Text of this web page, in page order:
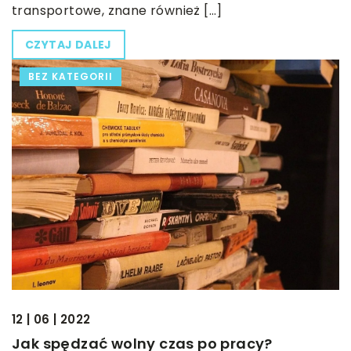
transportowe, znane również […]
CZYTAJ DALEJ
BEZ KATEGORII
12 | 06 | 2022
Jak spędzać wolny czas po pracy?